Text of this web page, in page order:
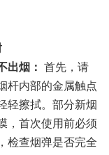
出烟： 首先，请
杆内部的金属触点
轻擦拭。部分新烟
，首次使用前必须
检查烟弹是否完全